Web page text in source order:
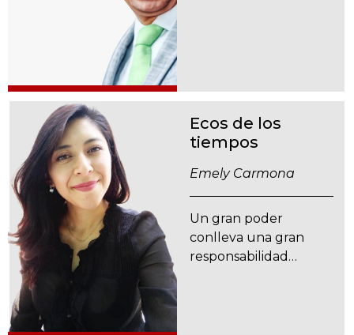
Ecos de los
tiempos
Emely Carmona
Un gran poder
conlleva una gran
responsabilidad…